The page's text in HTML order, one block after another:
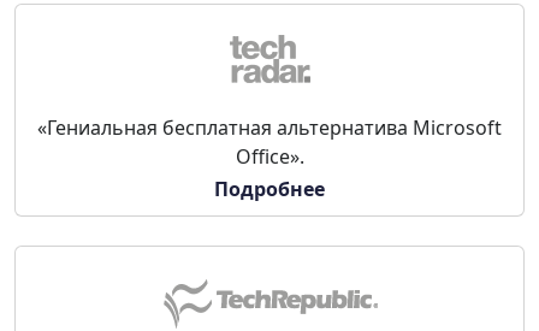
«Гениальная бесплатная альтернатива Microsoft
Office».
Подробнее